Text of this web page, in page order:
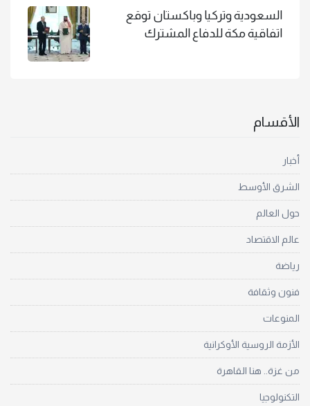
السعودية وتركيا وباكستان توقع
اتفاقية مكة للدفاع المشترك
الأقسام
أخبار
الشرق الأوسط
حول العالم
عالم الاقتصاد
رياضة
فنون وثقافة
المنوعات
الأزمة الروسية الأوكرانية
من غزة.. هنا القاهرة
التكنولوجيا